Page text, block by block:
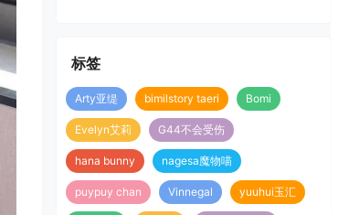
标签
Arty亚缇 bimilstory taeri Bomi
Evelyn艾莉 G44不会受伤
hana bunny nagesa魔物喵
puypuy chan Vinnegal yuuhui玉汇